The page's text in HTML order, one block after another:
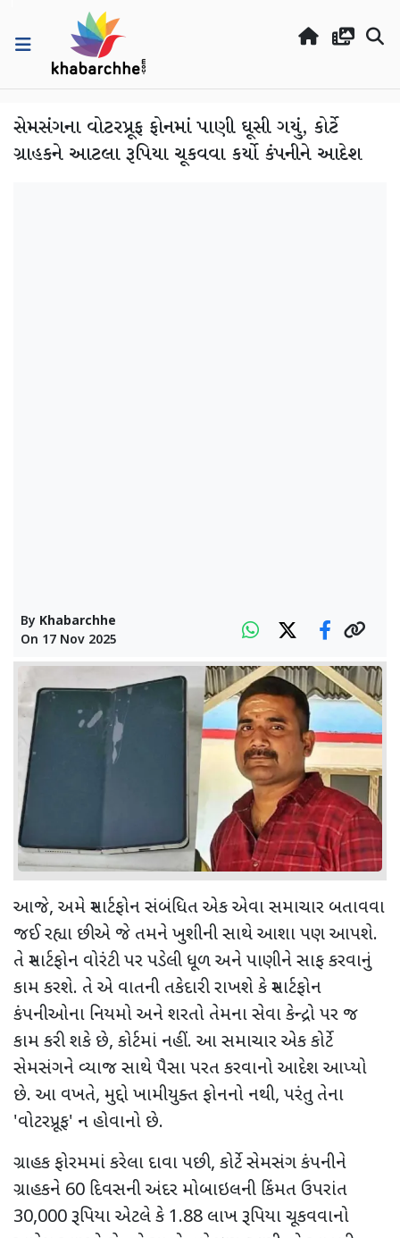
સેમસંગના વોટરપ્રૂફ ફોનમાં પાણી ઘૂસી ગયું, કોર્ટે
ગ્રાહકને આટલા રૂપિયા ચૂકવવા કર્યો કંપનીને આદેશ
By Khabarchhe
On 17 Nov 2025
આજે, અમે સ્માર્ટફોન સંબંધિત એક એવા સમાચાર બતાવવા
જઈ રહ્યા છીએ જે તમને ખુશીની સાથે આશા પણ આપશે.
તે સ્માર્ટફોન વોરંટી પર પડેલી ધૂળ અને પાણીને સાફ કરવાનું
કામ કરશે. તે એ વાતની તકેદારી રાખશે કે સ્માર્ટફોન
કંપનીઓના નિયમો અને શરતો તેમના સેવા કેન્દ્રો પર જ
કામ કરી શકે છે, કોર્ટમાં નહીં. આ સમાચાર એક કોર્ટે
સેમસંગને વ્યાજ સાથે પૈસા પરત કરવાનો આદેશ આપ્યો
છે. આ વખતે, મુદ્દો ખામીયુક્ત ફોનનો નથી, પરંતુ તેના
'વોટરપ્રૂફ' ન હોવાનો છે.
ગ્રાહક ફોરમમાં કરેલા દાવા પછી, કોર્ટે સેમસંગ કંપનીને
ગ્રાહકને 60 દિવસની અંદર મોબાઇલની કિંમત ઉપરાંત
30,000રૂપિયા એટલે કે 1.88 લાખ રૂપિયા ચૂકવવાનો